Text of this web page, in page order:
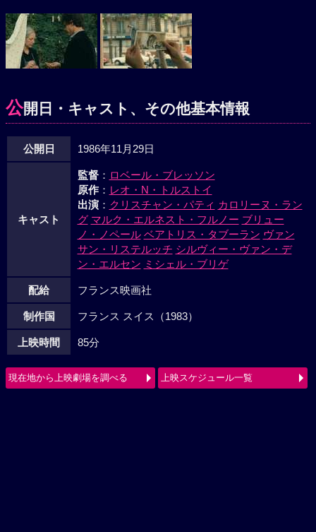
に？」--斧がふりあげられる。彼はカフェに居あわせた警察
官達にホテルの殺人と今までの犯行を自白するのだった。
公開日・キャスト、その他基本情報
公開日 1986年11月29日
キャスト
監督： ロベール・ブレッソン
原作： レオ・N・トルストイ
出演： クリスチャン・パティ カロリーヌ・ラン
グ マルク・エルネスト・フルノー ブリュー
ノ・ノペール ベアトリス・タブーラン ヴァン
サン・リステルッチ シルヴィー・ヴァン・デ
ン・エルセン ミシェル・ブリゲ
配給 フランス映画社
制作国 フランス スイス（1983）
上映時間 85分
現在地から上映劇場を調べる 上映スケジュール一覧